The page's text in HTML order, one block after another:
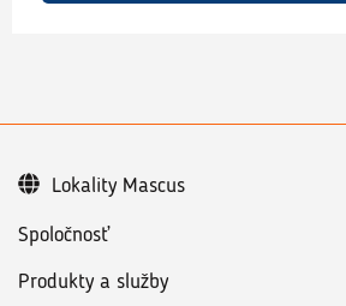
Spoločnosť
Produkty a služby
Lokality Mascus